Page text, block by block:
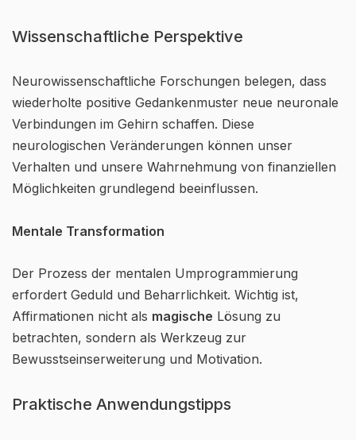
Wissenschaftliche Perspektive
Neurowissenschaftliche Forschungen belegen, dass
wiederholte positive Gedankenmuster neue neuronale
Verbindungen im Gehirn schaffen. Diese
neurologischen Veränderungen können unser
Verhalten und unsere Wahrnehmung von finanziellen
Möglichkeiten grundlegend beeinflussen.
Mentale Transformation
Der Prozess der mentalen Umprogrammierung
erfordert Geduld und Beharrlichkeit. Wichtig ist,
Affirmationen nicht als magische Lösung zu
betrachten, sondern als Werkzeug zur
Bewusstseinserweiterung und Motivation.
Praktische Anwendungstipps